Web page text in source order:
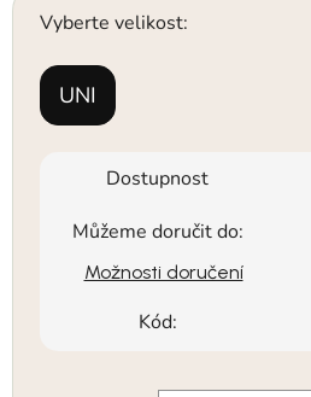
Vyberte velikost:
UNI
Dostupnost
Můžeme doručit do:
Možnosti doručení
Kód: